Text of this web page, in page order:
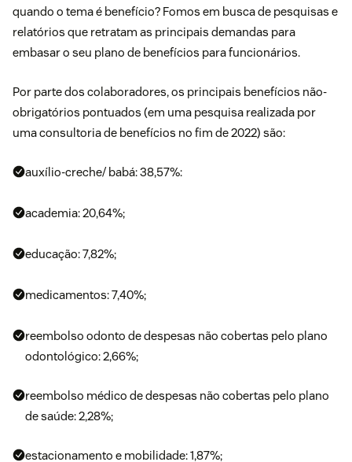
quando o tema é benefício? Fomos em busca de pesquisas e
relatórios que retratam as principais demandas para
embasar o seu plano de benefícios para funcionários.
Por parte dos colaboradores, os principais benefícios não-
obrigatórios pontuados (em uma pesquisa realizada por
uma consultoria de benefícios no fim de 2022) são:
auxílio-creche/ babá: 38,57%:
academia: 20,64%;
educação: 7,82%;
medicamentos: 7,40%;
reembolso odonto de despesas não cobertas pelo plano
odontológico: 2,66%;
reembolso médico de despesas não cobertas pelo plano
de saúde: 2,28%;
estacionamento e mobilidade: 1,87%;